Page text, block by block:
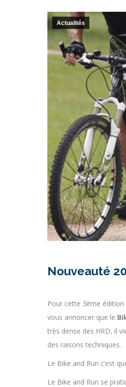
Actualités
Nouveauté
Pour cette 3ème édition
vous annoncer que le
très dense des HRD, il
des raisons techniques.
Le Bike and Run c’est
Le Bike and Run se